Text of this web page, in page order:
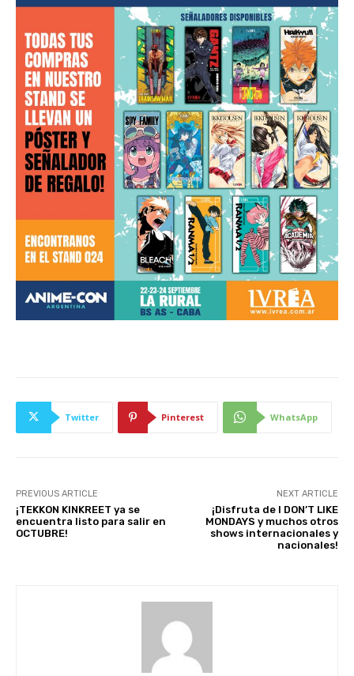
Twitter Pinterest WhatsApp
PREVIOUS ARTICLE
¡TEKKON KINKREET ya se
encuentra listo para salir en
OCTUBRE!
NEXT ARTICLE
¡Disfruta de I DON’T LIKE
MONDAYS y muchos otros
shows internacionales y
nacionales!